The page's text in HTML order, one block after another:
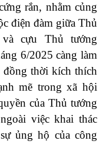
rắn, nhằm củng
điện đàm giữa Thủ
và cựu Thủ tướng
6/2025 càng làm
đồng thời kích thích
mẽ trong xã hội
của Thủ tướng
việc khai thác
ủng hộ của công